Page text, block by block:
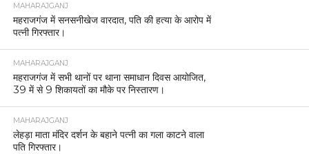
MAHARAJGANJ
महराजगंज में सनसनीखेज वारदात, पति की हत्या के आरोप में
पत्नी गिरफ्तार।
MAHARAJGANJ
महराजगंज में सभी थानों पर थाना समाधान दिवस आयोजित,
39 में से 9 शिकायतों का मौके पर निस्तारण।
MAHARAJGANJ
लेहड़ा माता मंदिर दर्शन के बहाने पत्नी का गला काटने वाला
पति गिरफ्तार।